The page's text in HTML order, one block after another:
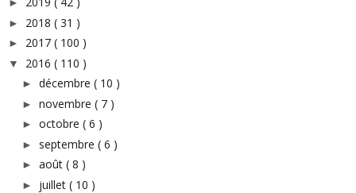
►
► 2018 ( 31 )
► 2017 ( 100 )
▼ 2016 ( 110 )
► décembre ( 10 )
► novembre ( 7 )
► octobre ( 6 )
► septembre ( 6 )
► août ( 8 )
► juillet ( 10 )